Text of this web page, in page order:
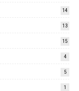
14
13
15
4
5
1